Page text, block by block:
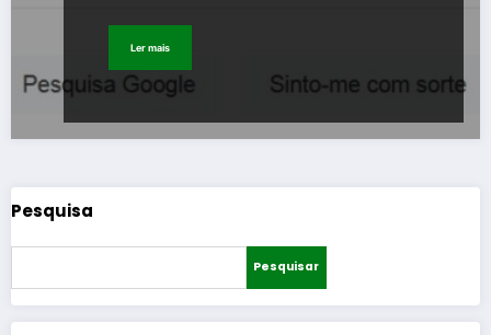
Ler mais
Pesquisa
Pesquisar